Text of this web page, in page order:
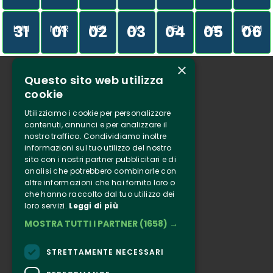
LUN
31 MAR
01 MER
02 GIO
03 VEN
04 SAB
05 DOM
06
Chi siamo
Tenuta Selvaggia
Contatti
Biglietteria
Clappit
Informazione
Seguici
Facebook
×
Questo sito web utilizza
cookie
Utilizziamo i cookie per personalizzare
contenuti, annunci e per analizzare il
nostro traffico. Condividiamo inoltre
informazioni sul tuo utilizzo del nostro
sito con i nostri partner pubblicitari e di
analisi che potrebbero combinarle con
altre informazioni che hai fornito loro o
che hanno raccolto dal tuo utilizzo dei
loro servizi. Leggi di più
MOSTRA TUTTI I PARTNER (1658) →
STRETTAMENTE NECESSARI